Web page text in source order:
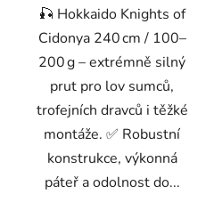
🎣 Hokkaido Knights of
Cidonya 240 cm / 100–
200 g – extrémně silný
prut pro lov sumců,
trofejních dravců i těžké
montáže. ✅ Robustní
konstrukce, výkonná
páteř a odolnost do...